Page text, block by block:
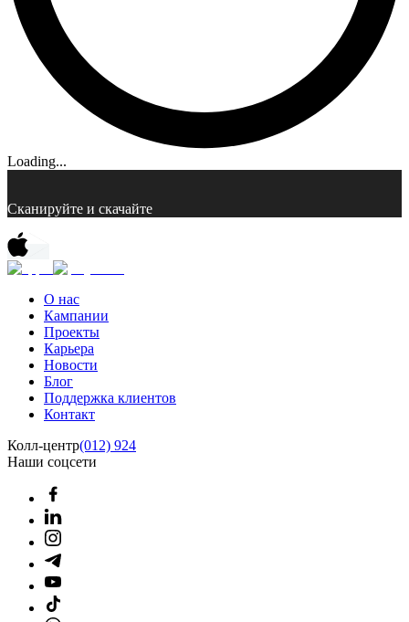
Loading...
Сканируйте и скачайте
О нас
Кампании
Проекты
Карьера
Новости
Блог
Поддержка клиентов
Контакт
Колл-центр(012) 924
Наши соцсети